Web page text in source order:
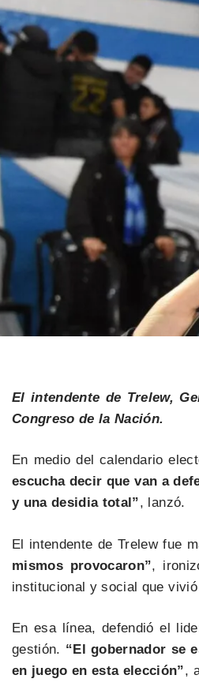
El intendente de Trelew,
Congreso de la Nación.
En medio del calendario
escucha decir que van a
y una desidia total”, lanzó.
El intendente de Trelew fue
mismos provocaron”,
institucional y social que
En esa línea, defendió el
gestión. “El gobernador se
en juego en esta elección”,